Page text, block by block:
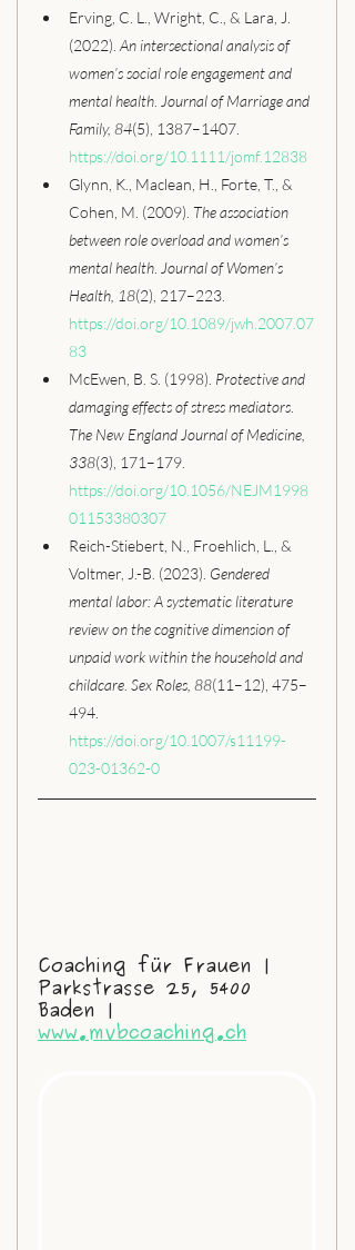
Erving, C. L., Wright, C., & Lara, J.
(2022). An intersectional analysis of
women’s social role engagement and
mental health Journal of Marriage and
Family, 84(5), 1387–1407.
https://doi.org/10.1111/jomf.12838
Glynn, K., Maclean, H., Forte, T., &
Cohen, M. (2009). The association
between role overload and women’s
mental health Journal of Women’s
Health, 18(2), 217–223.
https://doi.org/10.1089/jwh.2007.07
83
McEwen, B. S. (1998). Protective and
damaging effects of stress mediators
The New England Journal of Medicine,
338(3), 171–179.
https://doi.org/10.1056/NEJM1998
01153380307
Reich-Stiebert, N., Froehlich, L., &
Voltmer, J.-B. (2023). Gendered
mental labor: A systematic literature
review on the cognitive dimension of
unpaid work within the household and
childcare Sex Roles, 88(11–12), 475–
494.
https://doi.org/10.1007/s11199-
023-01362-0
Coaching für Frauen |
Parkstrasse 25, 5400
Baden |
www.mvbcoaching.ch